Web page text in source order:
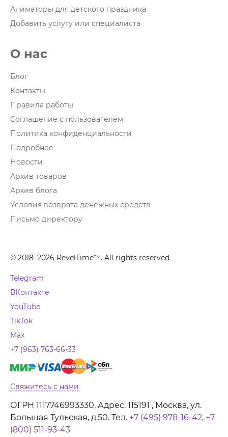
Аниматоры для детского праздника
Добавить услугу или специалиста
О нас
Блог
Контакты
Правила работы
Соглашение с пользователем
Политика конфиденциальности
Подробнее
Новости
Архив товаров
Архив блога
Условия возврата денежных средств
Письмо директору
© 2018–2026 RevelTime™. All rights reserved
Telegram
ВКонтакте
YouTube
TikTok
Max
+7 (963) 763-66-33
Свяжитесь с нами
ОГРН 1117746993330, Адрес: 115191 , Москва, ул.
Большая Тульская, д.50. Тел. +7 (495) 978-16-42, +7
(800) 511-93-43